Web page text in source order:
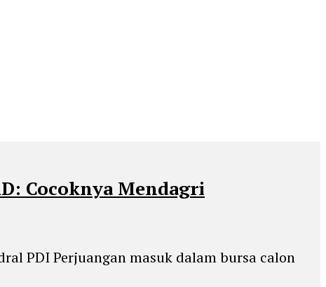
Cocoknya Mendagri
PDI Perjuangan masuk dalam bursa calon